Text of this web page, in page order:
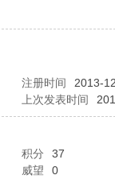
注册时间
2013-
上次发表时间
积分
37
威望 0